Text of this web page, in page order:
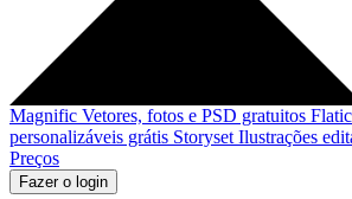
Magnific Vetores, fotos e PSD gratuitos
personalizáveis grátis Storyset Ilustrações
Preços
Fazer o login